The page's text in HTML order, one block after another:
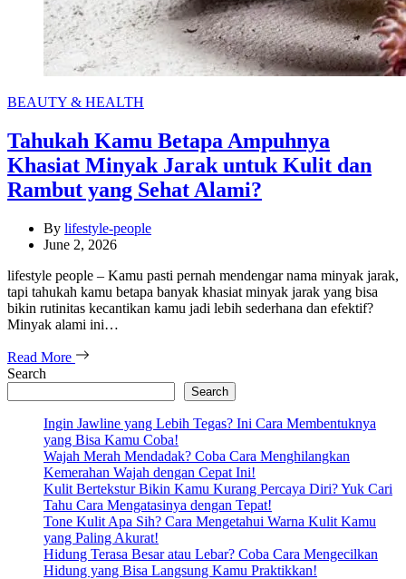
Categories
BEAUTY & HEALTH
Tahukah Kamu Betapa Ampuhnya
Khasiat Minyak Jarak untuk Kulit dan
Rambut yang Sehat Alami?
By lifestyle-people
June 2, 2026
lifestyle people – Kamu pasti pernah mendengar nama minyak jarak,
tapi tahukah kamu betapa banyak khasiat minyak jarak yang bisa
bikin rutinitas kecantikan kamu jadi lebih sederhana dan efektif?
Minyak alami ini…
Read More
Search
Search
Ingin Jawline yang Lebih Tegas? Ini Cara Membentuknya
yang Bisa Kamu Coba!
Wajah Merah Mendadak? Coba Cara Menghilangkan
Kemerahan Wajah dengan Cepat Ini!
Kulit Bertekstur Bikin Kamu Kurang Percaya Diri? Yuk Cari
Tahu Cara Mengatasinya dengan Tepat!
Tone Kulit Apa Sih? Cara Mengetahui Warna Kulit Kamu
yang Paling Akurat!
Hidung Terasa Besar atau Lebar? Coba Cara Mengecilkan
Hidung yang Bisa Langsung Kamu Praktikkan!